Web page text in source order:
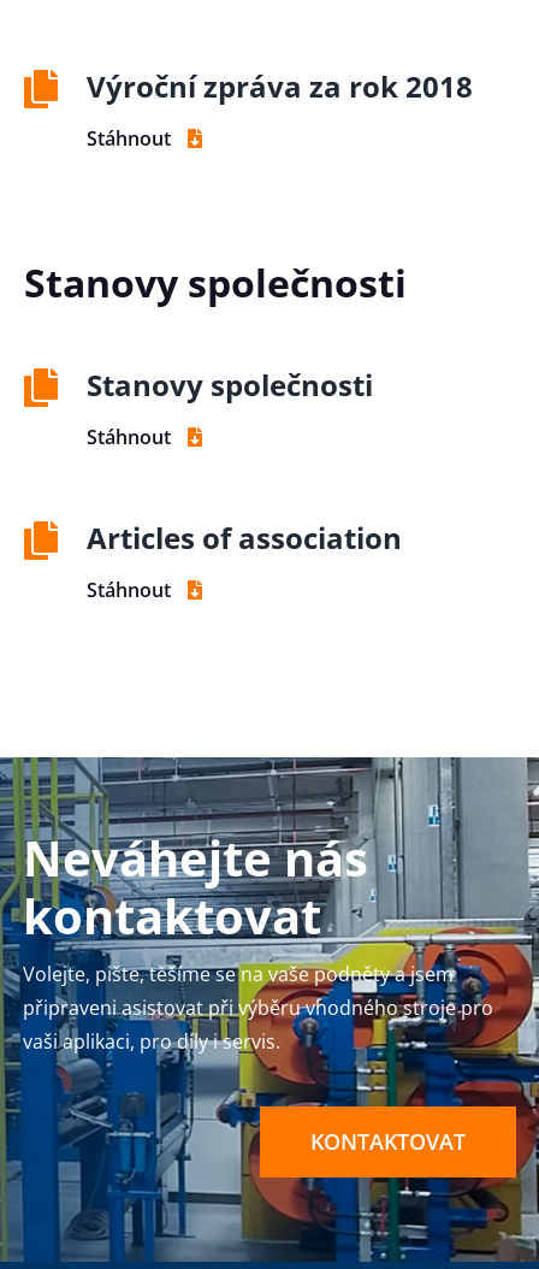
Výroční zpráva za rok 2018
Stáhnout
Stanovy společnosti
Stanovy společnosti
Stáhnout
Articles of association
Stáhnout
Neváhejte nás
kontaktovat
Volejte, pište, těšíme se na vaše podněty a jsem
připraveni asistovat při výběru vhodného stroje pro
vaši aplikaci, pro díly i servis.
KONTAKTOVAT